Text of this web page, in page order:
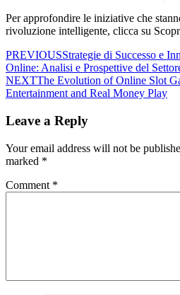
Per approfondire le iniziative che
rivoluzione intelligente, clicca su
PREVIOUSStrategie di Successo e
Online: Analisi e Prospettive del
NEXTThe Evolution of Online Slot
Entertainment and Real Money Play
Leave a Reply
Your email address will not be
marked *
Comment *